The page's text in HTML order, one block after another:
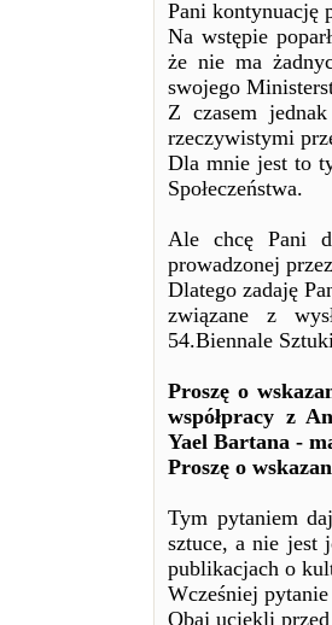
Pani kontynuację
Na wstępie
że nie ma
swojego
Z czasem
rzeczywistymi
Dla mnie jest to
Społeczeństwa.
Ale chcę Pani
prowadzonej
Dlatego zadaję
związane z
54.Biennale
Proszę o
współpracy z
Yael Bartana -
Proszę o
Tym pytaniem
sztuce, a nie jest
publikacjach o
Wcześniej
Obaj uciekli